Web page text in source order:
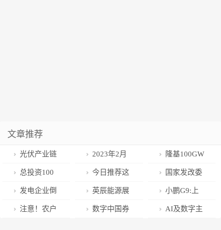
文章推荐
光伏产业链
博弈持续 ，组
件价格与硅料
“脱钩”成定
2023年2月
新能源厂商零
售销量排行榜
隆基100GW
切片+50GW电
池签约西咸
总投资100
亿元！明牌珠
宝拟建20GW
今日推荐这
套合集共10册
国家发改委
17次发声：大
力推进风电光
发电企业倒
给电网钱？山
英辰能源展
台攻略已备
小鹏G9:上
市48小时变相
注意！农户 数字中国券 AI及数字主